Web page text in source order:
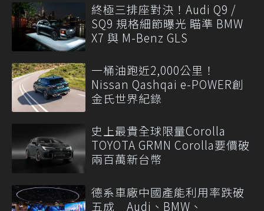
終極三排座對決！Audi Q9 /
SQ9 規格細節曝光 瞄準 BMW
X7 與 M-Benz GLS
一桶油跑近2,000公里！
Nissan Qashqai e-POWER創
金氏世界紀錄
史上最貴全球限量Corolla
TOYOTA GRMN Corolla要價破
兩百萬新台幣
德系車廠中國產能利用率跌破
五成 Audi、BMW、